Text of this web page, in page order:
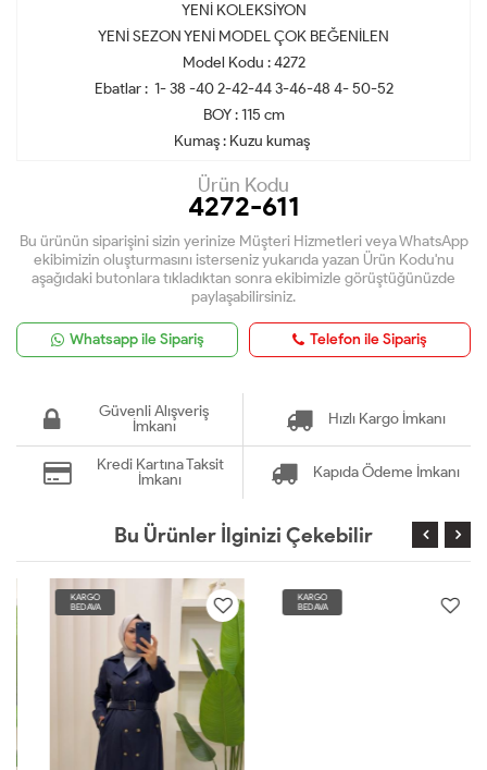
YENİ KOLEKSİYON
YENİ SEZON YENİ MODEL ÇOK BEĞENİLEN
Model Kodu : 4272
Ebatlar : 1- 38 -40 2-42-44 3-46-48 4- 50-52
BOY : 115 cm
Kumaş : Kuzu kumaş
Ürün Kodu
4272-611
Bu ürünün siparişini sizin yerinize Müşteri Hizmetleri veya WhatsApp
ekibimizin oluşturmasını isterseniz yukarıda yazan Ürün Kodu'nu
aşağıdaki butonlara tıkladıktan sonra ekibimizle görüştüğünüzde
paylaşabilirsiniz.
Whatsapp ile Sipariş Telefon ile Sipariş
Güvenli Alışveriş
İmkanı
Hızlı Kargo İmkanı
Kredi Kartına Taksit
İmkanı
Kapıda Ödeme İmkanı
Bu Ürünler İlginizi Çekebilir
KARGO
BEDAVA
KARGO
BEDAVA